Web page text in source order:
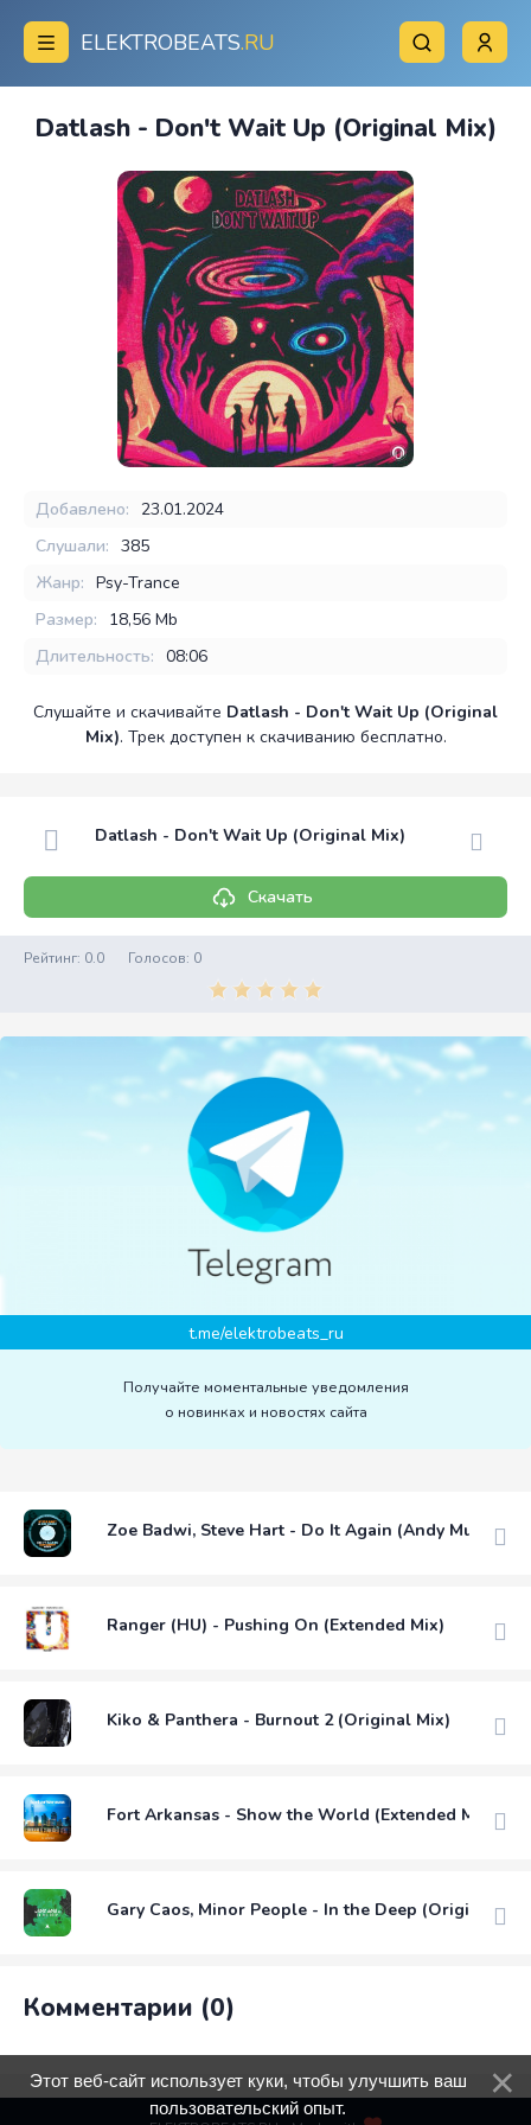
ELEKTROBEATS.RU
Datlash - Don't Wait Up (Original Mix)
Добавлено:
23.01.2024
Слушали: 385
Жанр: Psy-Trance
Размер:
18,56 Mb
Длительность: 08:06
Слушайте и скачивайте Datlash - Don't Wait Up (Original
Mix). Трек доступен к скачиванию бесплатно.
Datlash - Don't Wait Up (Original Mix)
Скачать
Рейтинг: 0.0 Голосов: 0
t.me/elektrobeats_ru
Получайте моментальные уведомления
о новинках и новостях сайта
Zoe Badwi, Steve Hart - Do It Again (Andy Murphy
Ranger (HU) - Pushing On (Extended Mix)
Kiko & Panthera - Burnout 2 (Original Mix)
Fort Arkansas - Show the World (Extended Mix)
Gary Caos, Minor People - In the Deep (Original
Комментарии (0)
Этот веб-сайт использует куки, чтобы улучшить ваш
пользовательский опыт.